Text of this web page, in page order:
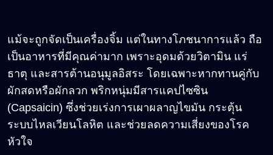
แม้จะถูกจัดเป็นเครื่องจิ้ม แต่ในทางโภชนาการแล้ว ถือ
เป็นอาหารที่มีคุณค่ามาก เพราะอุดมด้วยวิตามิน แร่
ธาตุ และสารต้านอนุมูลอิสระ โดยเฉพาะหากทานคู่กับ
ผักสดหรือผักลวก พริกหนุ่มมีสารแคปไซซิน
(Capsaicin) ซึ่งช่วยเร่งการเผาผลาญไขมัน กระตุ้น
ระบบไหลเวียนโลหิต และช่วยลดความเสี่ยงของโรค
หัวใจ